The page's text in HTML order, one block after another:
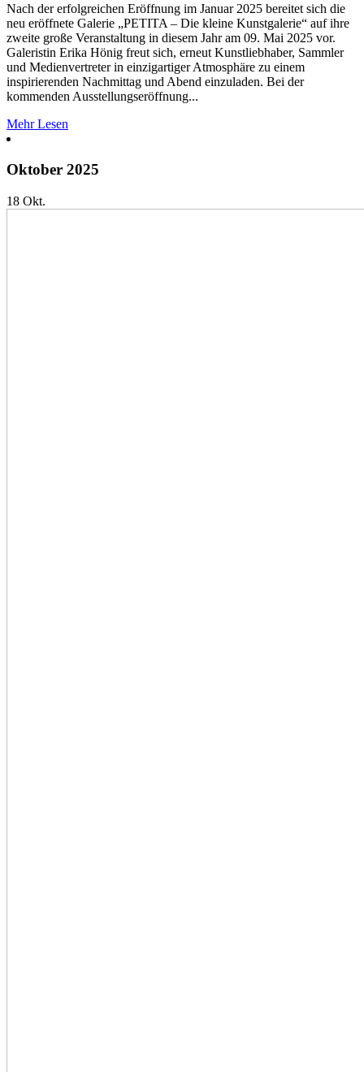
Nach der erfolgreichen Eröffnung im Januar 2025 bereitet sich die
neu eröffnete Galerie „PETITA – Die kleine Kunstgalerie“ auf ihre
zweite große Veranstaltung in diesem Jahr am 09. Mai 2025 vor.
Galeristin Erika Hönig freut sich, erneut Kunstliebhaber, Sammler
und Medienvertreter in einzigartiger Atmosphäre zu einem
inspirierenden Nachmittag und Abend einzuladen. Bei der
kommenden Ausstellungseröffnung...
Mehr Lesen
Oktober 2025
18 Okt.